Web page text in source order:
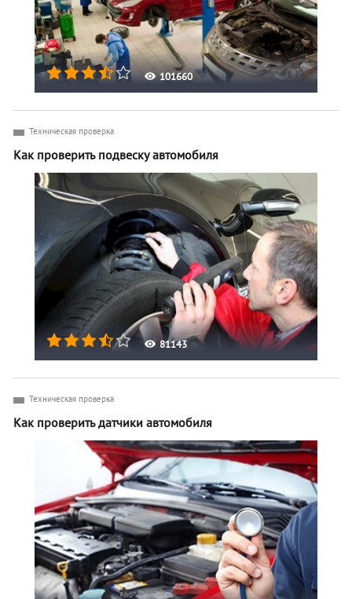
101660
81143
Техническая проверка
Как проверить подвеску автомобиля
Техническая проверка
Как проверить датчики автомобиля